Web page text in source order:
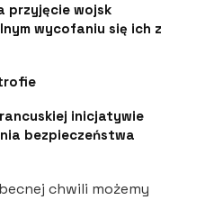
przyjęcie wojsk
wycofaniu się ich z
inicjatywie
bezpieczeństwa
chwili możemy